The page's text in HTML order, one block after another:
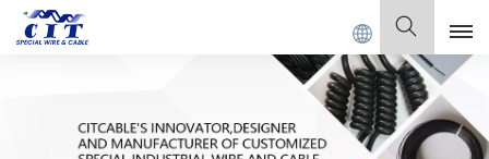
Ltd. Español
English